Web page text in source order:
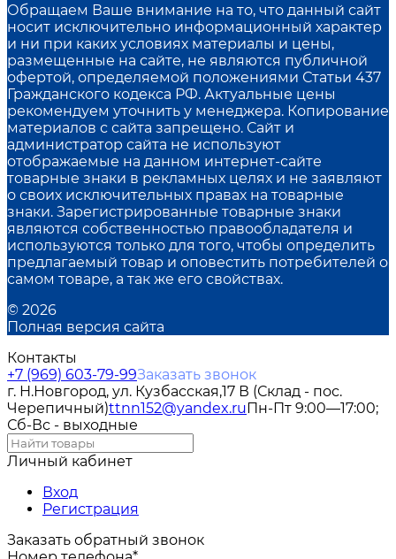
Обращаем Ваше внимание на то, что данный сайт
носит исключительно информационный характер
и ни при каких условиях материалы и цены,
размещенные на сайте, не являются публичной
офертой, определяемой положениями Статьи 437
Гражданского кодекса РФ. Актуальные цены
рекомендуем уточнить у менеджера. Копирование
материалов с сайта запрещено. Сайт и
администратор сайта не используют
отображаемые на данном интернет-сайте
товарные знаки в рекламных целях и не заявляют
о своих исключительных правах на товарные
знаки. Зарегистрированные товарные знаки
являются собственностью правообладателя и
используются только для того, чтобы определить
предлагаемый товар и оповестить потребителей о
самом товаре, а так же его свойствах.
© 2026
Полная версия сайта
Контакты
+7 (969) 603-79-99Заказать звонок
г. Н.Новгород, ул. Кузбасская,17 В (Склад - пос.
Черепичный)ttnn152@yandex.ruПн-Пт 9:00—17:00;
Сб-Вс - выходные
Личный кабинет
Вход
Регистрация
Заказать обратный звонок